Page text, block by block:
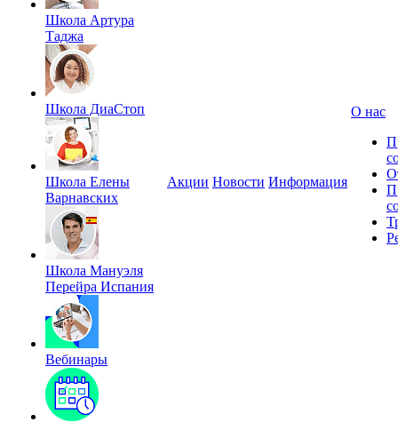
Школа Артура
Таджа
Школа ДиаСтоп
Школа Елены
Варнавских
Школа Мануэля
Перейра Испания
Вебинары
Акции Новости Информация
О нас